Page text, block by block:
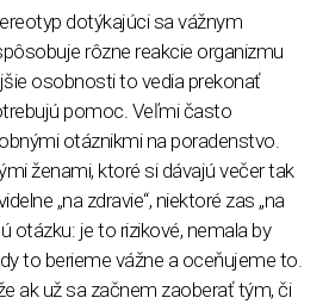
dotýkajúci sa vážnym
rôzne reakcie organizmu
osobnosti to vedia prekonať
pomoc. Veľmi často
otáznikmi na poradenstvo.
ženami, ktoré si dávajú večer tak
„na zdravie“, niektoré zas „na
otázku: je to rizikové, nemala by
to berieme vážne a oceňujeme to.
ak už sa začnem zaoberať tým, či